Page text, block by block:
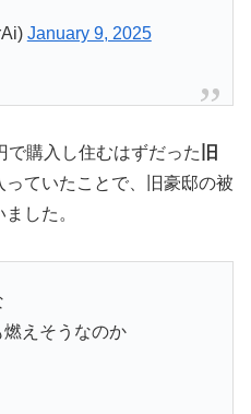
January 9, 2025
で購入し住むはずだった 旧
っていたことで、旧豪邸の被
した。
えそうなのか